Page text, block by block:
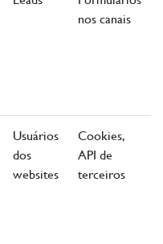
nos canais
Usuários
dos
websites
Cookies,
API de
terceiros